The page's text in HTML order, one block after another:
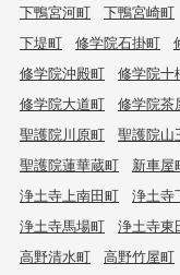
下鴨宮河町
下鴨宮崎町
下堤町
修学院石掛町
修学院沖殿町
修学院十
修学院大道町
修学院茶
聖護院川原町
聖護院山
聖護院蓮華蔵町
新車屋
浄土寺上南田町
浄土寺
浄土寺馬場町
浄土寺東
高野清水町
高野竹屋町